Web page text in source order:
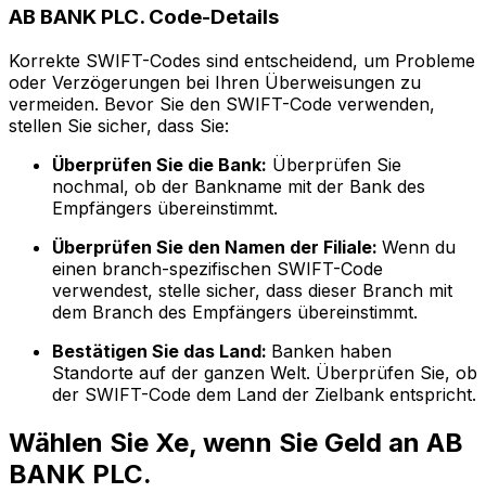
AB BANK PLC. Code-Details
Korrekte SWIFT-Codes sind entscheidend, um Probleme
oder Verzögerungen bei Ihren Überweisungen zu
vermeiden. Bevor Sie den SWIFT-Code verwenden,
stellen Sie sicher, dass Sie:
Überprüfen Sie die Bank: Überprüfen Sie
nochmal, ob der Bankname mit der Bank des
Empfängers übereinstimmt.
Überprüfen Sie den Namen der Filiale: Wenn du
einen branch-spezifischen SWIFT-Code
verwendest, stelle sicher, dass dieser Branch mit
dem Branch des Empfängers übereinstimmt.
Bestätigen Sie das Land: Banken haben
Standorte auf der ganzen Welt. Überprüfen Sie, ob
der SWIFT-Code dem Land der Zielbank entspricht.
Wählen Sie Xe, wenn Sie Geld an AB
BANK PLC.